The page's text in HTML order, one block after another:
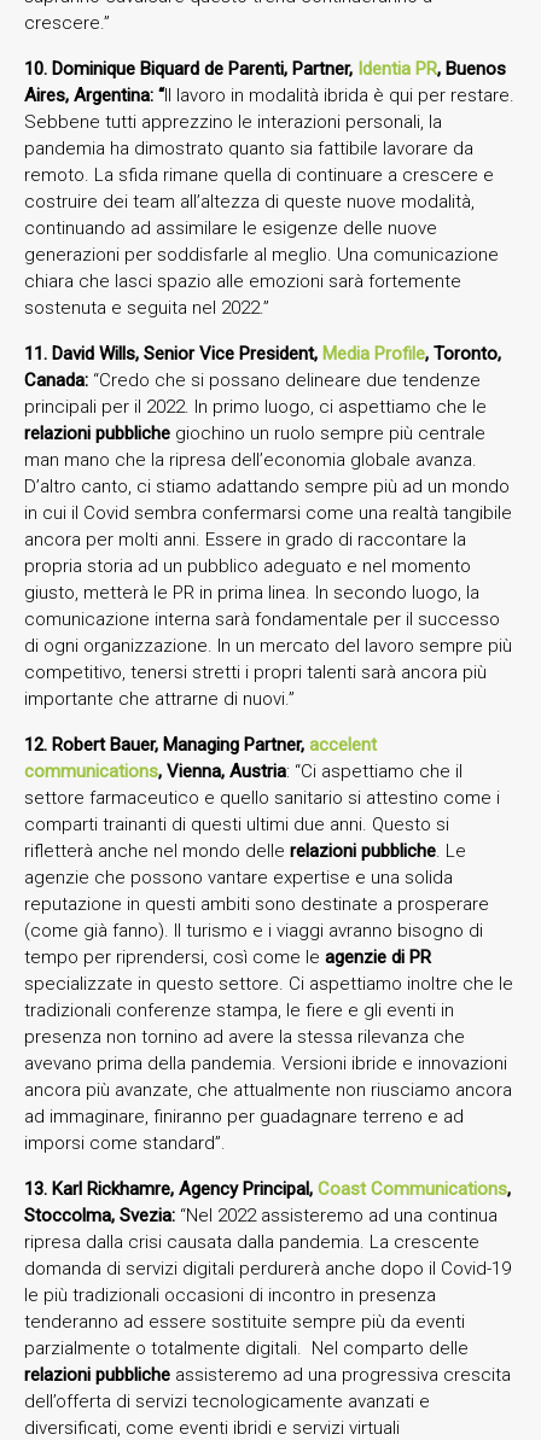
crescere.”
10. Dominique Biquard de Parenti, Partner, Identia PR, Buenos
Aires, Argentina: “Il lavoro in modalità ibrida è qui per restare.
Sebbene tutti apprezzino le interazioni personali, la
pandemia ha dimostrato quanto sia fattibile lavorare da
remoto. La sfida rimane quella di continuare a crescere e
costruire dei team all’altezza di queste nuove modalità,
continuando ad assimilare le esigenze delle nuove
generazioni per soddisfarle al meglio. Una comunicazione
chiara che lasci spazio alle emozioni sarà fortemente
sostenuta e seguita nel 2022.”
11. David Wills, Senior Vice President, Media Profile, Toronto,
Canada: “Credo che si possano delineare due tendenze
principali per il 2022. In primo luogo, ci aspettiamo che le
relazioni pubbliche giochino un ruolo sempre più centrale
man mano che la ripresa dell’economia globale avanza.
D’altro canto, ci stiamo adattando sempre più ad un mondo
in cui il Covid sembra confermarsi come una realtà tangibile
ancora per molti anni. Essere in grado di raccontare la
propria storia ad un pubblico adeguato e nel momento
giusto, metterà le PR in prima linea. In secondo luogo, la
comunicazione interna sarà fondamentale per il successo
di ogni organizzazione. In un mercato del lavoro sempre più
competitivo, tenersi stretti i propri talenti sarà ancora più
importante che attrarne di nuovi.”
12. Robert Bauer, Managing Partner, accelent
communications, Vienna, Austria: “Ci aspettiamo che il
settore farmaceutico e quello sanitario si attestino come i
comparti trainanti di questi ultimi due anni. Questo si
rifletterà anche nel mondo delle relazioni pubbliche. Le
agenzie che possono vantare expertise e una solida
reputazione in questi ambiti sono destinate a prosperare
(come già fanno). Il turismo e i viaggi avranno bisogno di
tempo per riprendersi, così come le agenzie di PR
specializzate in questo settore. Ci aspettiamo inoltre che le
tradizionali conferenze stampa, le fiere e gli eventi in
presenza non tornino ad avere la stessa rilevanza che
avevano prima della pandemia. Versioni ibride e innovazioni
ancora più avanzate, che attualmente non riusciamo ancora
ad immaginare, finiranno per guadagnare terreno e ad
imporsi come standard”.
13. Karl Rickhamre, Agency Principal, Coast Communications,
Stoccolma, Svezia: “Nel 2022 assisteremo ad una continua
ripresa dalla crisi causata dalla pandemia. La crescente
domanda di servizi digitali perdurerà anche dopo il Covid-19
le più tradizionali occasioni di incontro in presenza
tenderanno ad essere sostituite sempre più da eventi
parzialmente o totalmente digitali. Nel comparto delle
relazioni pubbliche assisteremo ad una progressiva crescita
dell’offerta di servizi tecnologicamente avanzati e
diversificati, come eventi ibridi e servizi virtuali